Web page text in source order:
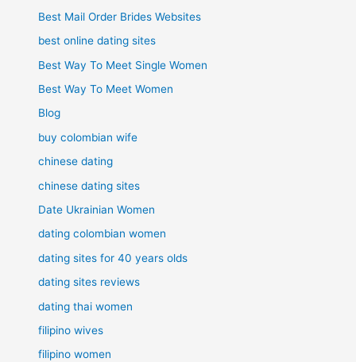
Best Mail Order Brides Websites
best online dating sites
Best Way To Meet Single Women
Best Way To Meet Women
Blog
buy colombian wife
chinese dating
chinese dating sites
Date Ukrainian Women
dating colombian women
dating sites for 40 years olds
dating sites reviews
dating thai women
filipino wives
filipino women